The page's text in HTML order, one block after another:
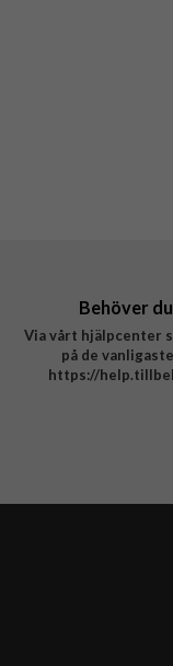
Behöver
Via vårt hjälpcenter
på de
https://